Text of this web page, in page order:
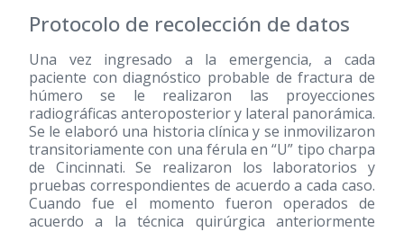
Protocolo de recolección de datos
Una vez ingresado a la emergencia, a cada
paciente con diagnóstico probable de fractura de
húmero se le realizaron las proyecciones
radiográficas anteroposterior y lateral panorámica.
Se le elaboró una historia clínica y se inmovilizaron
transitoriamente con una férula en “U” tipo charpa
de Cincinnati. Se realizaron los laboratorios y
pruebas correspondientes de acuerdo a cada caso.
Cuando fue el momento fueron operados de
acuerdo a la técnica quirúrgica anteriormente